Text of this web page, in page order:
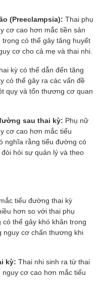
(Preeclampsia): Thai phụ
cơ cao hơn mắc tiền sản
có thể gây tăng huyết
cơ cho cả mẹ và thai nhi.
kỳ có thể dẫn đến tăng
có thể gây ra các vấn đề
quỵ và tổn thương cơ quan
sau thai kỳ: Phụ nữ
cơ cao hơn mắc tiểu
nghĩa rằng tiểu đường có
hỏi sự quản lý và theo
tiểu đường thai kỳ
hơn so với thai phụ
thể gây khó khăn trong
nguy cơ chấn thương khi
kỳ: Thai nhi sinh ra từ thai
cơ cao hơn mắc tiểu